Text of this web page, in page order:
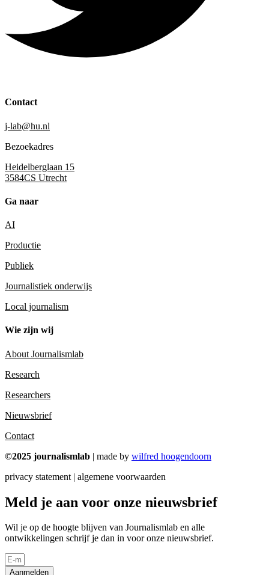
Contact
j-lab@hu.nl
Bezoekadres
Heidelberglaan 15
3584CS Utrecht
Ga naar
AI
Productie
Publiek
Journalistiek onderwijs
Local journalism
Wie zijn wij
About Journalismlab
Research
Researchers
Nieuwsbrief
Contact
©2025 journalismlab | made by wilfred hoogendoorn
privacy statement | algemene voorwaarden
Meld je aan voor onze nieuwsbrief
Wil je op de hoogte blijven van Journalismlab en alle
ontwikkelingen schrijf je dan in voor onze nieuwsbrief.
Aanmelden